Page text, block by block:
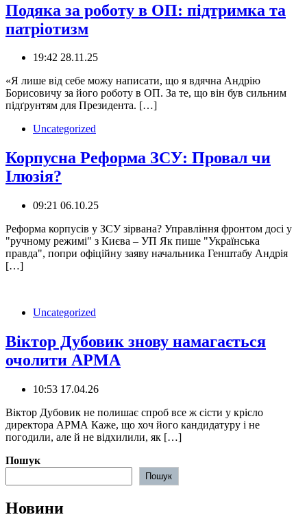
Подяка за роботу в ОП: підтримка та
патріотизм
19:42 28.11.25
«Я лише від себе можу написати, що я вдячна Андрію
Борисовичу за його роботу в ОП. За те, що він був сильним
підґрунтям для Президента. […]
Uncategorized
Корпусна Реформа ЗСУ: Провал чи
Ілюзія?
09:21 06.10.25
‍️Реформа корпусів у ЗСУ зірвана? Управління фронтом досі у
"ручному режимі" з Києва – УП Як пише "Українська
правда", попри офіційну заяву начальника Генштабу Андрія
[…]
Uncategorized
Віктор Дубовик знову намагається
очолити АРМА
10:53 17.04.26
Віктор Дубовик не полишає спроб все ж сісти у крісло
директора АРМА Каже, що хоч його кандидатуру і не
погодили, але й не відхилили, як […]
Пошук
Пошук
Новини